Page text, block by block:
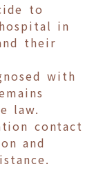
to
in
their
with
law.
contact
and